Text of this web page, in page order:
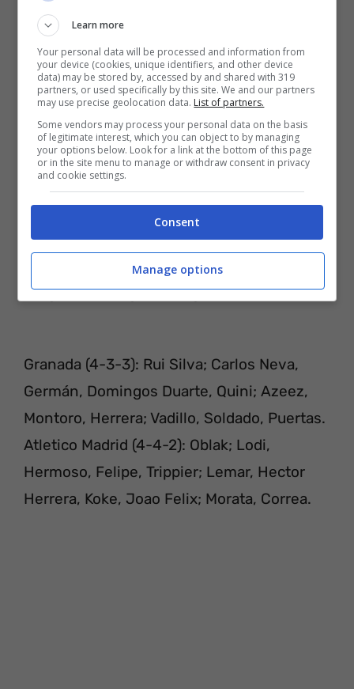
forma totalmente gratuita per questo anno.
GRANADA-ATLETICO MADRID
PROBABILI FORMAZIONI
Granada (4-3-3): Rui Silva; Carlos Neva,
Germán, Domingos Duarte, Quini; Azeez,
Montoro, Herrera; Vadillo, Soldado, Puertas.
Atletico Madrid (4-4-2): Oblak; Lodi,
Hermoso, Felipe, Trippier; Lemar, Hector
Herrera, Koke, Joao Felix; Morata, Correa.
Learn more
Your personal data will be processed and information from
your device (cookies, unique identifiers, and other device
data) may be stored by, accessed by and shared with 319
partners, or used specifically by this site. We and our partners
may use precise geolocation data. List of partners.
Some vendors may process your personal data on the basis
of legitimate interest, which you can object to by managing
your options below. Look for a link at the bottom of this page
or in the site menu to manage or withdraw consent in privacy
and cookie settings.
Consent
Manage options